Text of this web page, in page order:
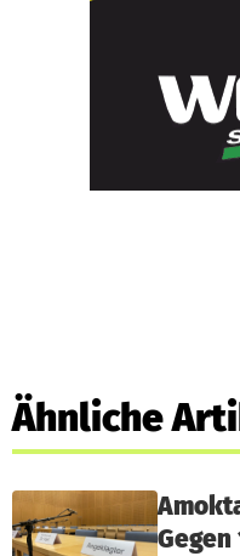
Ähnliche